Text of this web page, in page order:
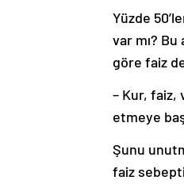
Yüzde
var mı?
göre faiz
– Kur, faiz,
etmeye
Şunu
faiz